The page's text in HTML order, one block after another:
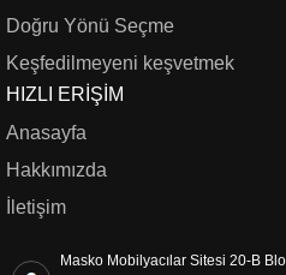
Doğru Yönü Seçme
Keşfedilmeyeni keşvetmek
HIZLI ERIŞIM
Anasayfa
Hakkımızda
İletişim
Masko Mobilyacılar Sitesi 20-B